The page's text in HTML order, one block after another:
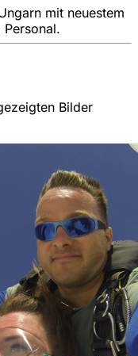
mit neuestem
Bilder